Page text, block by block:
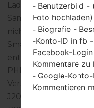
Laden Sie das
Samsung Galaxy J2
nicht zu
Smartphones dem
entspricht. Der
PHILIPPINES.
Version
- Benutzerbild -
Foto hochladen)
- Biografie -
-Konto-ID in fb
Facebook-
Kommentare zu
- Google-
Kommentieren